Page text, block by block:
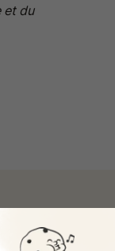
et du
vous